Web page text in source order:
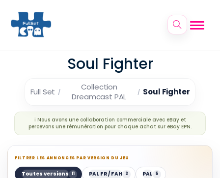
Soul Fighter
Full Set
Collection
Dreamcast PAL
Soul Fighter
ℹ️ Nous avons une collaboration commerciale avec eBay et
percevons une rémunération pour chaque achat sur eBay EPN.
FILTRER LES ANNONCES PAR VERSION DU JEU
Toutes versions 11 PAL FR / FAH 3 PAL 5